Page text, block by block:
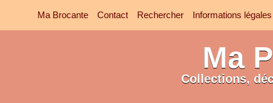
Ma Brocante Contact Rechercher Informations légales
Ma
Collections,